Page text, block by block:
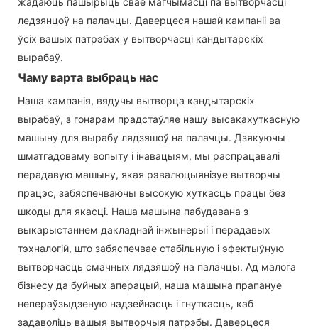
ледзянцоў на палачцы. Даверцеся нашай кампаніі ва
ўсіх вашых патрэбах у вытворчасці кандытарскіх
вырабаў.
Чаму варта выбраць нас
Наша кампанія, вядучы вытворца кандытарскіх
вырабаў, з гонарам прадстаўляе нашу высакахуткасную
машыну для вырабу лядзяшоў на палачцы. Дзякуючы
шматгадоваму вопыту і інавацыям, мы распрацавалі
перадавую машыну, якая рэвалюцыянізуе вытворчы
працэс, забяспечваючы высокую хуткасць працы без
шкоды для якасці. Наша машына пабудавана з
выкарыстаннем дакладнай інжынерыі і перадавых
тэхналогій, што забяспечвае стабільную і эфектыўную
вытворчасць смачных лядзяшоў на палачцы. Ад малога
бізнесу да буйных аперацый, наша машына прапануе
непераўзыдзеную надзейнасць і гнуткасць, каб
задаволіць вашыя вытворчыя патрэбы. Даверцеся